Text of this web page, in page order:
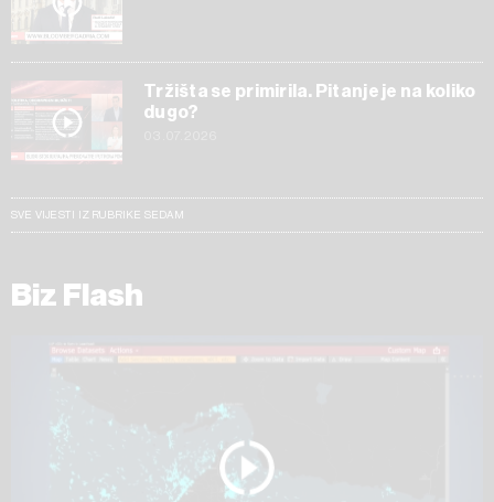
Tržišta se primirila. Pitanje je na koliko
dugo?
SVE VIJESTI IZ RUBRIKE SEDAM
Biz Flash